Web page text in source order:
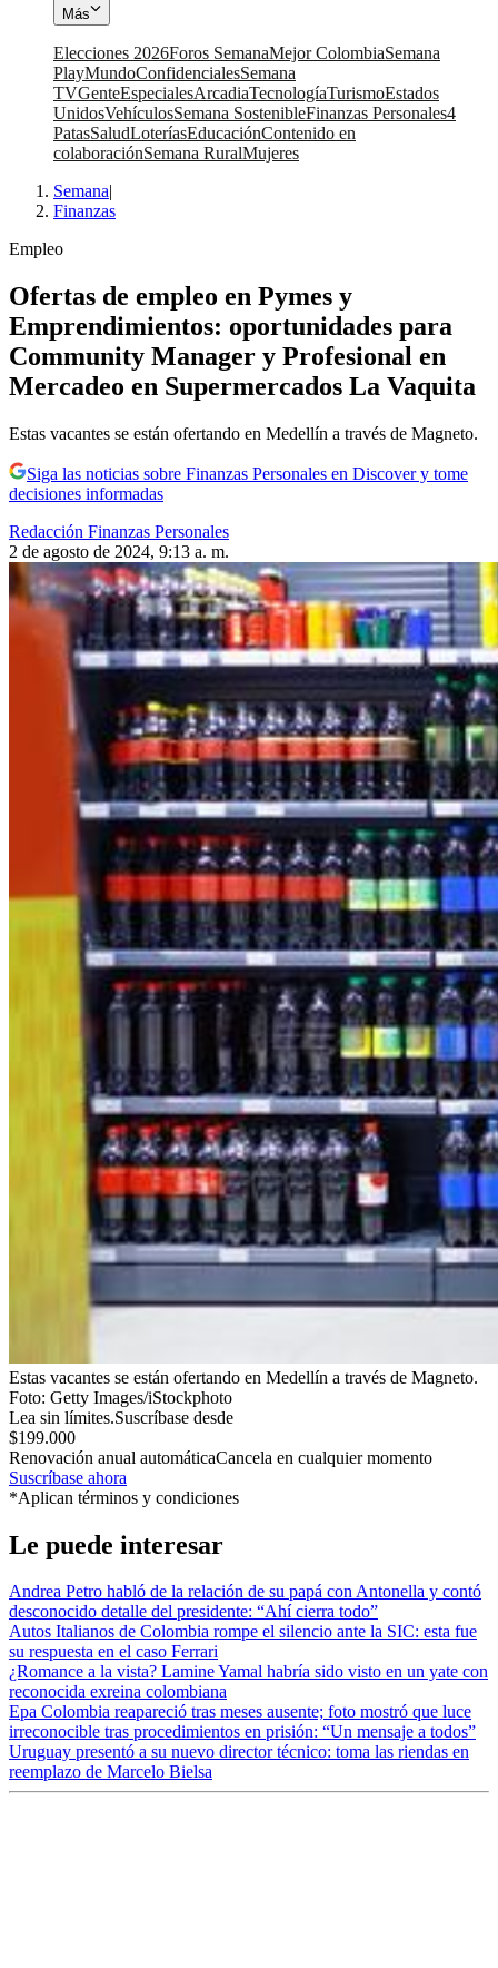
Más
Elecciones 2026Foros SemanaMejor ColombiaSemana
PlayMundoConfidencialesSemana
TVGenteEspecialesArcadiaTecnologíaTurismoEstados
UnidosVehículosSemana SostenibleFinanzas Personales4
PatasSaludLoteríasEducaciónContenido en
colaboraciónSemana RuralMujeres
Semana|
Finanzas
Empleo
Ofertas de empleo en Pymes y
Emprendimientos: oportunidades para
Community Manager y Profesional en
Mercadeo en Supermercados La Vaquita
Estas vacantes se están ofertando en Medellín a través de Magneto.
Siga las noticias sobre Finanzas Personales en Discover y tome
decisiones informadas
Redacción Finanzas Personales
2 de agosto de 2024, 9:13 a. m.
Estas vacantes se están ofertando en Medellín a través de Magneto.
Foto: Getty Images/iStockphoto
Lea sin límites.Suscríbase desde
$199.000
Renovación anual automáticaCancela en cualquier momento
Suscríbase ahora
*Aplican términos y condiciones
Le puede interesar
Andrea Petro habló de la relación de su papá con Antonella y contó
desconocido detalle del presidente: “Ahí cierra todo”
Autos Italianos de Colombia rompe el silencio ante la SIC: esta fue
su respuesta en el caso Ferrari
¿Romance a la vista? Lamine Yamal habría sido visto en un yate con
reconocida exreina colombiana
Epa Colombia reapareció tras meses ausente; foto mostró que luce
irreconocible tras procedimientos en prisión: “Un mensaje a todos”
Uruguay presentó a su nuevo director técnico: toma las riendas en
reemplazo de Marcelo Bielsa